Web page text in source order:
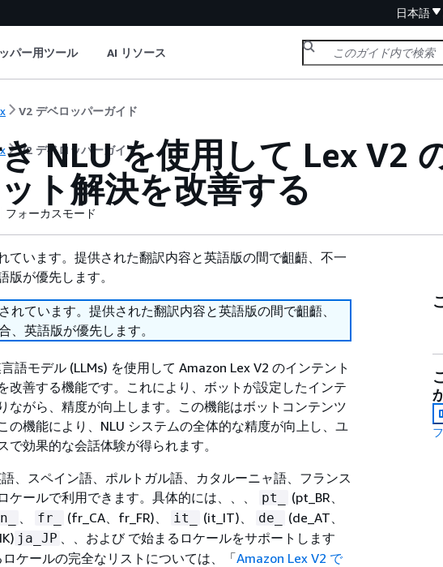
日本語
パー用ツール AI リソース
V2 デベロッパーガイド
V2 デベロッパーガイド
NLU を使用して Lex V2
ト解決を改善する
フォーカスモード
ています。提供された翻訳内容と英語版の間で齟齬、不一
が優先します。
れています。提供された翻訳内容と英語版の間で齟齬、
、英語版が優先します。
語モデル (LLMs) を使用して Amazon Lex V2 のインテント
改善する機能です。これにより、ボットが設定したインテ
ながら、精度が向上します。この機能はボットコンテンツ
の機能により、NLU システムの全体的な精度が向上し、ユ
効果的な会話体験が得られます。
、スペイン語、ポルトガル語、カタルーニャ語、フランス
ケールで利用できます。具体的には、、、
pt_
(pt_BR、
、 fr_ (fr_CA、fr_FR)、 it_ (it_IT)、 de_
(de_AT、
ja_JP 、、および で始まるロケールをサポートします
ケールの完全なリストについては、「Amazon Lex V2 で